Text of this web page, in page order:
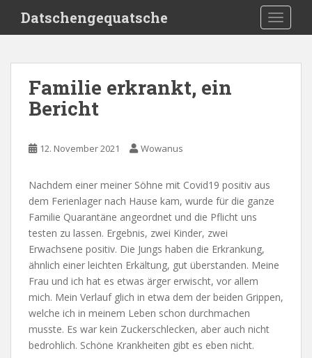
i
Datschengequatsche
Familie erkrankt, ein
Bericht
12. November 2021 Wowanus
Nachdem einer meiner Söhne mit Covid19 positiv aus
dem Ferienlager nach Hause kam, wurde für die ganze
Familie Quarantäne angeordnet und die Pflicht uns
testen zu lassen. Ergebnis, zwei Kinder, zwei
Erwachsene positiv. Die Jungs haben die Erkrankung,
ähnlich einer leichten Erkältung, gut überstanden. Meine
Frau und ich hat es etwas ärger erwischt, vor allem
mich. Mein Verlauf glich in etwa dem der beiden Grippen,
welche ich in meinem Leben schon durchmachen
musste. Es war kein Zuckerschlecken, aber auch nicht
bedrohlich. Schöne Krankheiten gibt es eben nicht.